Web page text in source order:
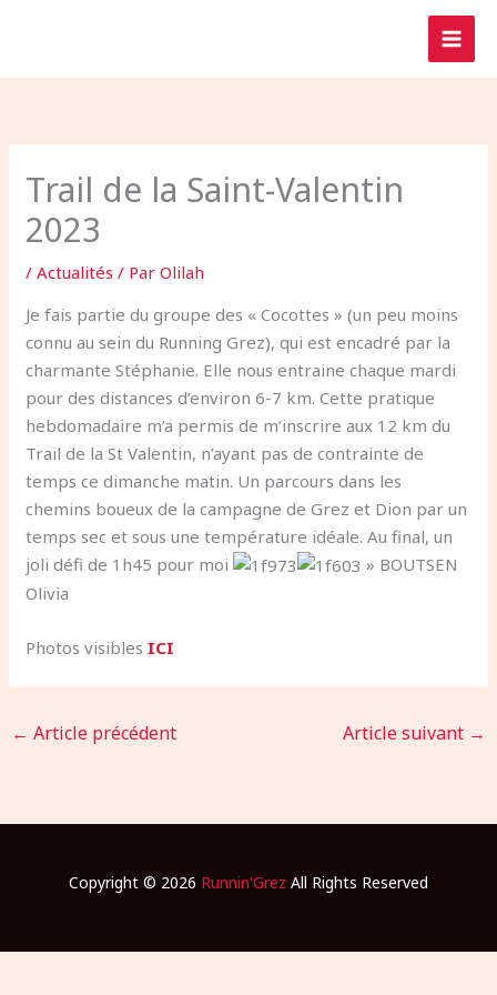
Trail de la Saint-Valentin
2023
/Actualités / ParOlilah
Je fais partie du groupe des « Cocottes » (un peu moins
connu au sein du Running Grez), qui est encadré par la
charmante Stéphanie. Elle nous entraine chaque mardi
pour des distances d’environ 6-7 km. Cette pratique
hebdomadaire m’a permis de m’inscrire aux 12 km du
Trail de la St Valentin, n’ayant pas de contrainte de
temps ce dimanche matin. Un parcours dans les
chemins boueux de la campagne de Grez et Dion par un
temps sec et sous une température idéale. Au final, un
joli défi de 1h45 pour moi
» BOUTSEN
Olivia
Photos visibles ICI
← Article précédent Article suivant →
Copyright © 2026 Runnin'Grez All Rights Reserved